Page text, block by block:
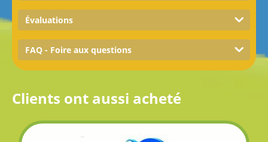
Évaluations
FAQ - Foire aux questions
Clients ont aussi acheté